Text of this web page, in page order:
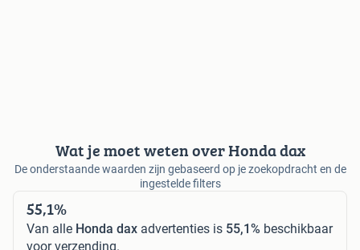
Wat je moet weten over Honda dax
De onderstaande waarden zijn gebaseerd op je zoekopdracht en de
ingestelde filters
55,1%
Van alle Honda dax advertenties is 55,1% beschikbaar
voor verzending.